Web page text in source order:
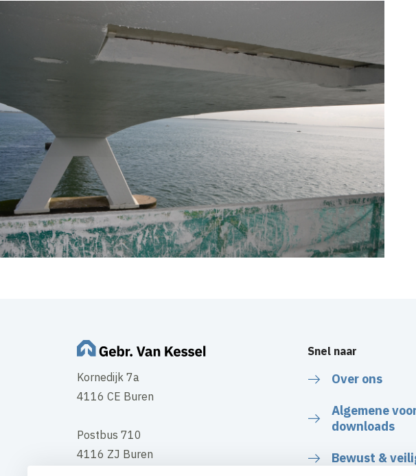
Kornedijk 7a
4116 CE Buren
Postbus 710
4116 ZJ Buren
Snel naar
Over ons
Algemene
downloads
Bewust &